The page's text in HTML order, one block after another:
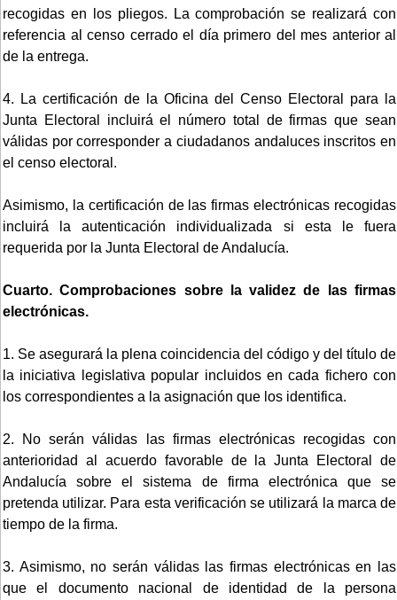
recogidas en los pliegos. La comprobación se realizará con
referencia al censo cerrado el día primero del mes anterior al
de la entrega.
4. La certificación de la Oficina del Censo Electoral para la
Junta Electoral incluirá el número total de firmas que sean
válidas por corresponder a ciudadanos andaluces inscritos en
el censo electoral.
Asimismo, la certificación de las firmas electrónicas recogidas
incluirá la autenticación individualizada si esta le fuera
requerida por la Junta Electoral de Andalucía.
Cuarto. Comprobaciones sobre la validez de las firmas
electrónicas.
1. Se asegurará la plena coincidencia del código y del título de
la iniciativa legislativa popular incluidos en cada fichero con
los correspondientes a la asignación que los identifica.
2. No serán válidas las firmas electrónicas recogidas con
anterioridad al acuerdo favorable de la Junta Electoral de
Andalucía sobre el sistema de firma electrónica que se
pretenda utilizar. Para esta verificación se utilizará la marca de
tiempo de la firma.
3. Asimismo, no serán válidas las firmas electrónicas en las
que el documento nacional de identidad de la persona